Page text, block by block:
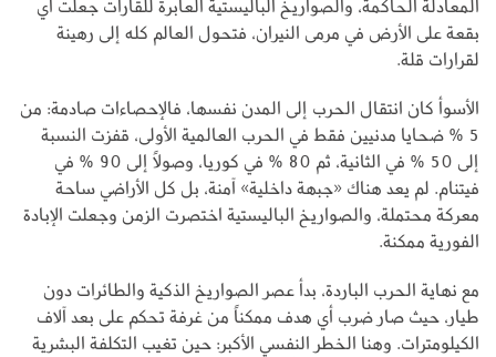
المعادلة الحاكمة، والصواريخ الباليستية العابرة للقارات جعلت أي
بقعة على الأرض في مرمى النيران، فتحول العالم كله إلى رهينة
لقرارات قلة.
الأسوأ كان انتقال الحرب إلى المدن نفسها، فالإحصاءات صادمة: من
5 % ضحايا مدنيين فقط في الحرب العالمية الأولى، قفزت النسبة
إلى 50 % في الثانية، ثم 80 % في كوريا، وصولاً إلى 90 % في
فيتنام. لم يعد هناك «جبهة داخلية» آمنة، بل كل الأراضي ساحة
معركة محتملة، والصواريخ الباليستية اختصرت الزمن وجعلت الإبادة
الفورية ممكنة.
مع نهاية الحرب الباردة، بدأ عصر الصواريخ الذكية والطائرات دون
طيار، حيث صار ضرب أي هدف ممكناً من غرفة تحكم على بعد آلاف
الكيلومترات. وهنا الخطر النفسي الأكبر: حين تغيب التكلفة البشرية